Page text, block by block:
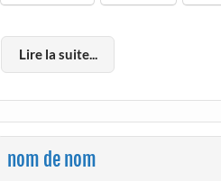
Lire la suite...
nom de nom